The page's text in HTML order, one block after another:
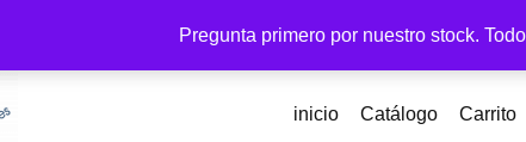
Pregunta primero por nuestro stock.
inicio Catálogo Carrito